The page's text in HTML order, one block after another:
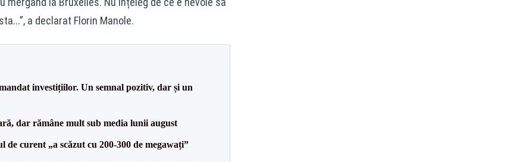
a declarat Florin Manole.
investițiilor. Un semnal pozitiv, dar și un
dar rămâne mult sub media lunii august
curent „a scăzut cu 200-300 de megawați”